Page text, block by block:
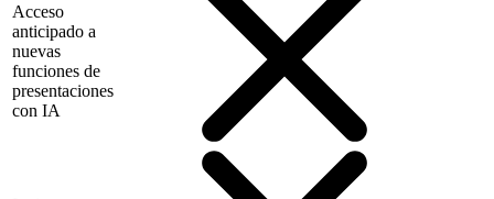
Acceso
anticipado a
nuevas
funciones de
presentaciones
con IA